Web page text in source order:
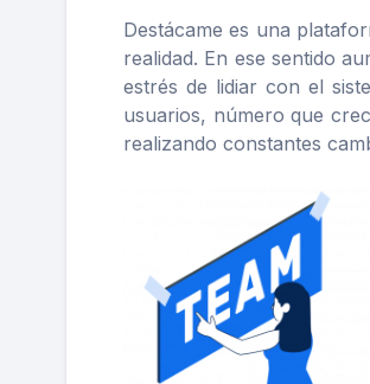
Destácame es una
realidad. En ese sentido
estrés de lidiar con el
usuarios, número que
realizando constantes